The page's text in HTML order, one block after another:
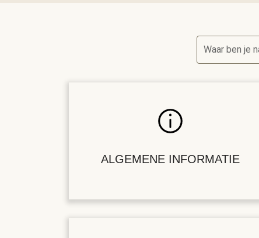
Waar ben je
ALGEMENE INFORMATIE